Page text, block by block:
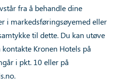
fra å behandle dine
i markedsføringsøyemed eller
til dette. Du kan utøve
Kronen Hotels på
i pkt. 10 eller på
.